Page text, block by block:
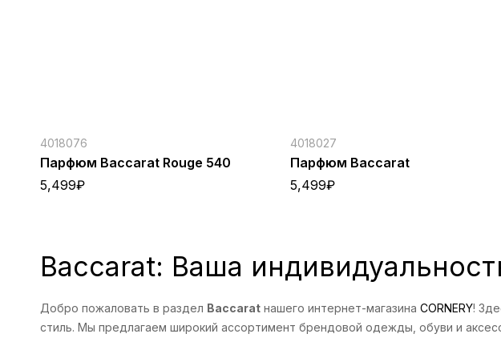
4018076
Парфюм Baccarat Rouge 540
5,499₽
4018027
Парфюм Baccarat
5,499₽
Baccarat: Ваша
Добро пожаловать в раздел Baccarat нашего интернет-магазина CORNERY!
стиль. Мы предлагаем широкий ассортимент брендовой одежды, обуви и